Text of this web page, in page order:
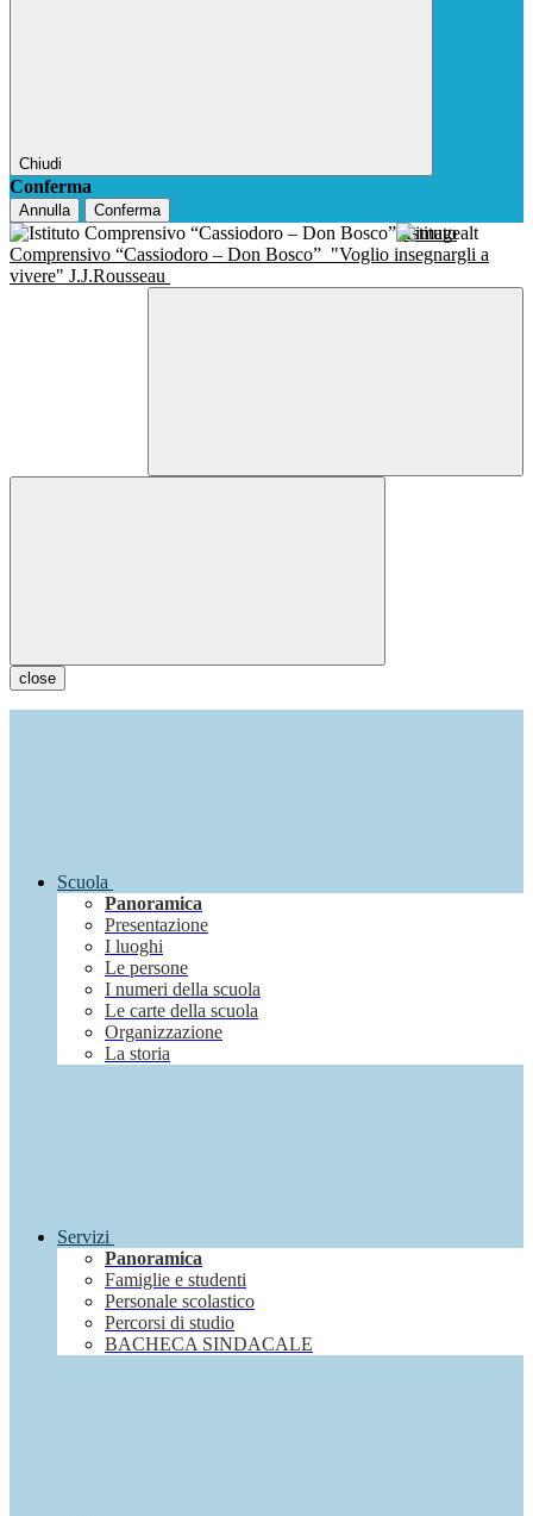
Chiudi
Conferma
Annulla Conferma
Istituto
Comprensivo “Cassiodoro – Don Bosco” "Voglio insegnargli a
vivere" J.J.Rousseau
close
Scuola
Panoramica
Presentazione
I luoghi
Le persone
I numeri della scuola
Le carte della scuola
Organizzazione
La storia
Servizi
Panoramica
Famiglie e studenti
Personale scolastico
Percorsi di studio
BACHECA SINDACALE